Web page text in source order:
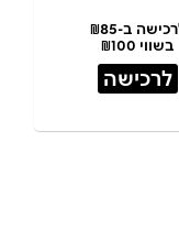
ב-₪85
בשווי ₪100
לרכישה